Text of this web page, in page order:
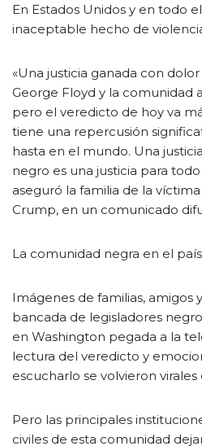
En Estados Unidos y en todo
inaceptable hecho de
«Una justicia ganada con
George Floyd y la comunidad
pero el veredicto de hoy va
tiene una repercusión
hasta en el mundo. Una
negro es una justicia para todo
aseguró la familia de la
Crump, en un comunicado
La comunidad negra en el
Imágenes de familias, amigos
bancada de legisladores
en Washington pegada a la
lectura del veredicto y
escucharlo se volvieron virales
Pero las principales
civiles de esta comunidad